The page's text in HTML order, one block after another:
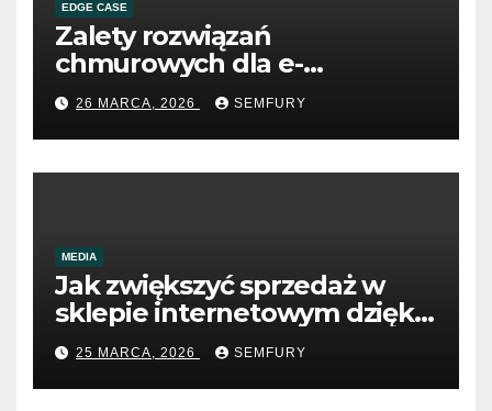
EDGE CASE
Zalety rozwiązań
chmurowych dla e-
commerce B2B
26 MARCA, 2026 SEMFURY
MEDIA
Jak zwiększyć sprzedaż w
sklepie internetowym dzięki
SEO
25 MARCA, 2026 SEMFURY